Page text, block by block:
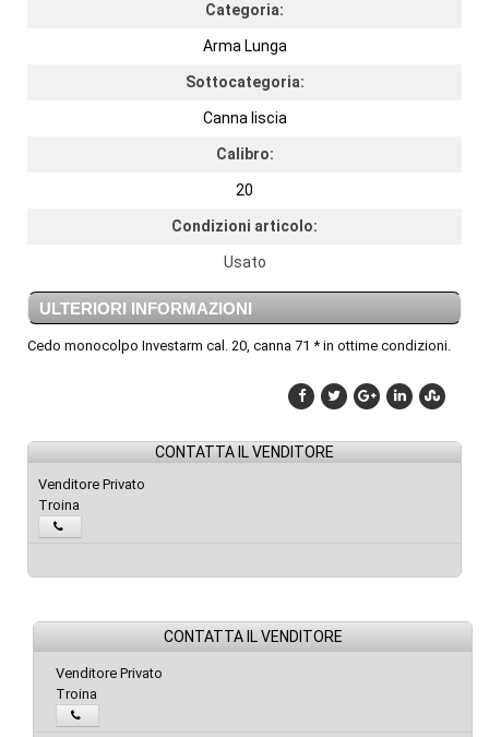
Categoria:
Arma Lunga
Sottocategoria:
Canna liscia
Calibro:
20
Condizioni articolo:
Usato
ULTERIORI INFORMAZIONI
Cedo monocolpo Investarm cal. 20, canna 71 * in ottime condizioni.
CONTATTA IL VENDITORE
Venditore Privato
Troina
CONTATTA IL VENDITORE
Venditore Privato
Troina